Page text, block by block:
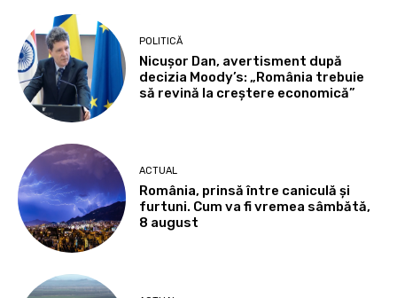
POLITICĂ
Nicușor Dan, avertisment după
decizia Moody’s: „România trebuie
să revină la creștere economică”
ACTUAL
România, prinsă între caniculă și
furtuni. Cum va fi vremea sâmbătă,
8 august